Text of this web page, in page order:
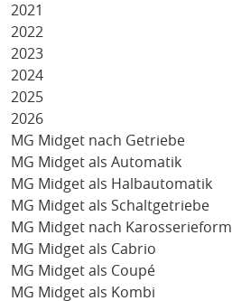
2021
2022
2023
2024
2025
2026
MG Midget nach Getriebe
MG Midget als Automatik
MG Midget als Halbautomatik
MG Midget als Schaltgetriebe
MG Midget nach Karosserieform
MG Midget als Cabrio
MG Midget als Coupé
MG Midget als Kombi